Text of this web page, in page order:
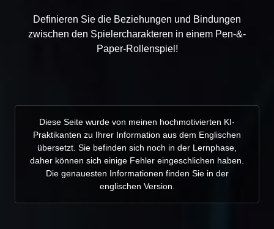
Definieren Sie die Beziehungen und Bindungen
zwischen den Spielercharakteren in einem Pen-&-
Paper-Rollenspiel!
Diese Seite wurde von meinen hochmotivierten KI-
Praktikanten zu Ihrer Information aus dem Englischen
übersetzt. Sie befinden sich noch in der Lernphase,
daher können sich einige Fehler eingeschlichen haben.
Die genauesten Informationen finden Sie in der
englischen Version.